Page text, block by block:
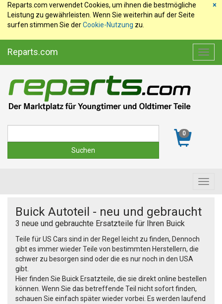
×
Reparts.com verwendet Cookies, um ihnen die bestmögliche
Leistung zu gewährleisten. Wenn Sie weiterhin auf der Seite
surfen stimmen Sie derCookie-Nutzung zu.
Reparts.com
0
Buick Autoteil - neu und gebraucht
3 neue und gebrauchte Ersatzteile für Ihren Buick
Teile für US Cars sind in der Regel leicht zu finden, Dennoch
gibt es immer wieder Teile von bestimmten Herstellern, die
schwer zu besorgen sind oder die es nur noch in den USA
gibt.
Hier finden Sie Buick Ersatzteile, die sie direkt online bestellen
können. Wenn Sie das betreffende Teil nicht sofort finden,
schauen Sie einfach später wieder vorbei. Es werden laufend